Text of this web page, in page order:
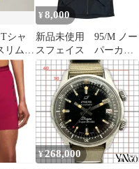
シャ
リム
青
¥ 8,000
新品未使用 95/M ノー
スフェイス パーカ
ー ジャージ トラッ
クジャケット
¥268,000